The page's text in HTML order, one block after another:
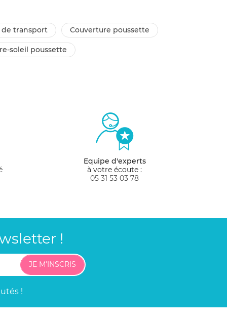
de transport couverture poussette
soleil poussette
Equipe d'experts
à votre écoute :
05 31 53 03 78
!
JE M'INSCRIS
!